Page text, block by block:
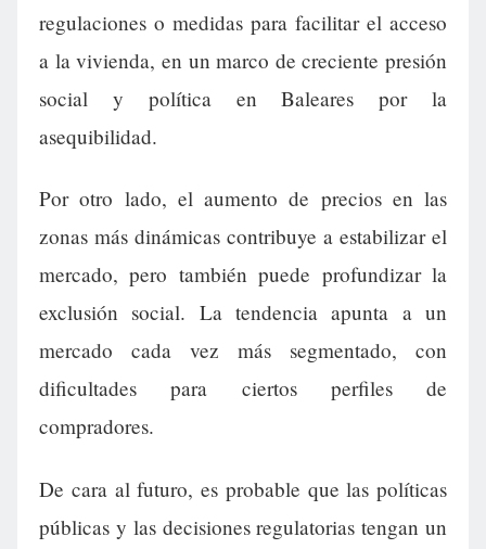
regulaciones o medidas para facilitar el acceso
a la vivienda, en un marco de creciente presión
social y política en Baleares por la
asequibilidad.
Por otro lado, el aumento de precios en las
zonas más dinámicas contribuye a estabilizar el
mercado, pero también puede profundizar la
exclusión social. La tendencia apunta a un
mercado cada vez más segmentado, con
dificultades para ciertos perfiles de
compradores.
De cara al futuro, es probable que las políticas
públicas y las decisiones regulatorias tengan un